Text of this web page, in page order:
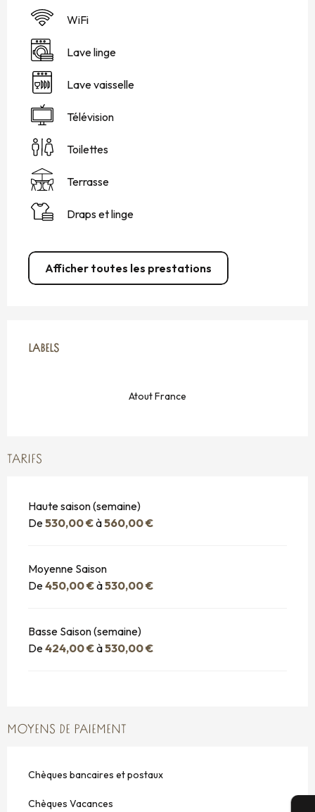
WiFi
Lave linge
Lave vaisselle
Télévision
Toilettes
Terrasse
Draps et linge
Afficher toutes les prestations
LABELS
LABELS
Atout France
TARIFS
Haute saison (semaine)
De530,00 €à560,00 €
Moyenne Saison
De450,00 €à530,00 €
Basse Saison (semaine)
De424,00 €à530,00 €
MOYENS DE PAIEMENT
Chèques bancaires et postaux
Chèques Vacances